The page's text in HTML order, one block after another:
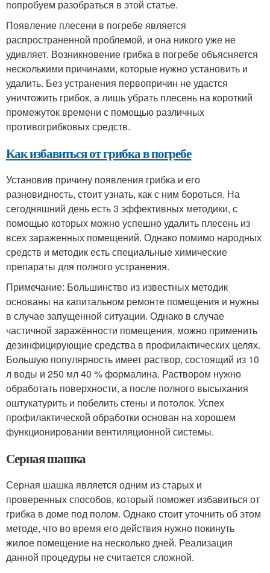
попробуем разобраться в этой статье.
Появление плесени в погребе является
распространенной проблемой, и она никого уже не
удивляет. Возникновение грибка в погребе объясняется
несколькими причинами, которые нужно установить и
удалить. Без устранения первопричин не удастся
уничтожить грибок, а лишь убрать плесень на короткий
промежуток времени с помощью различных
противогрибковых средств.
Как избавиться от грибка в погребе
Установив причину появления грибка и его
разновидность, стоит узнать, как с ним бороться. На
сегодняшний день есть 3 эффективных методики, с
помощью которых можно успешно удалить плесень из
всех зараженных помещений. Однако помимо народных
средств и методик есть специальные химические
препараты для полного устранения.
Примечание: Большинство из известных методик
основаны на капитальном ремонте помещения и нужны
в случае запущенной ситуации. Однако в случае
частичной заражённости помещения, можно применить
дезинфицирующие средства в профилактических целях.
Большую популярность имеет раствор, состоящий из 10
л воды и 250 мл 40 % формалина. Раствором нужно
обработать поверхности, а после полного высыхания
оштукатурить и побелить стены и потолок. Успех
профилактической обработки основан на хорошем
функционировании вентиляционной системы.
Серная шашка
Серная шашка является одним из старых и
проверенных способов, который поможет избавиться от
грибка в доме под полом. Однако стоит уточнить об этом
методе, что во время его действия нужно покинуть
жилое помещение на несколько дней. Реализация
данной процедуры не считается сложной.